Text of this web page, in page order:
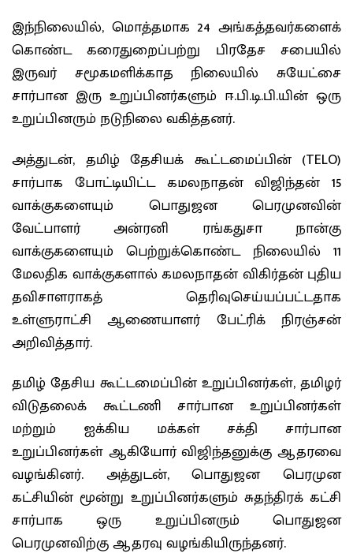
இந்நிலையில், மொத்தமாக 24 அங்கத்தவர்களைக்
கொண்ட கரைதுறைப்பற்று பிரதேச சபையில்
இருவர் சமூகமளிக்காத நிலையில் சுயேட்சை
சார்பான இரு உறுப்பினர்களும் ஈ.பி.டி.பி.யின் ஒரு
உறுப்பினரும் நடுநிலை வகித்தனர்.
அத்துடன், தமிழ் தேசியக் கூட்டமைப்பின் (TELO)
சார்பாக போட்டியிட்ட கமலநாதன் விஜிந்தன் 15
வாக்குகளையும் பொதுஜன பெரமுனவின்
வேட்பாளர் அன்ரனி ரங்கதுசா நான்கு
வாக்குகளையும் பெற்றுக்கொண்ட நிலையில் 11
மேலதிக வாக்குகளால் கமலநாதன் விகிர்தன் புதிய
தவிசாளராகத் தெரிவுசெய்யப்பட்டதாக
உள்ளுராட்சி ஆணையாளர் பேட்ரிக் நிரஞ்சன்
அறிவித்தார்.
தமிழ் தேசிய கூட்டமைப்பின் உறுப்பினர்கள், தமிழர்
விடுதலைக் கூட்டணி சார்பான உறுப்பினர்கள்
மற்றும் ஐக்கிய மக்கள் சக்தி சார்பான
உறுப்பினர்கள் ஆகியோர் விஜிந்தனுக்கு ஆதரவை
வழங்கினர். அத்துடன், பொதுஜன பெரமுன
கட்சியின் மூன்று உறுப்பினர்களும் சுதந்திரக் கட்சி
சார்பாக ஒரு உறுப்பினரும் பொதுஜன
பெரமுனவிற்கு ஆதரவு வழங்கியிருந்தனர்.